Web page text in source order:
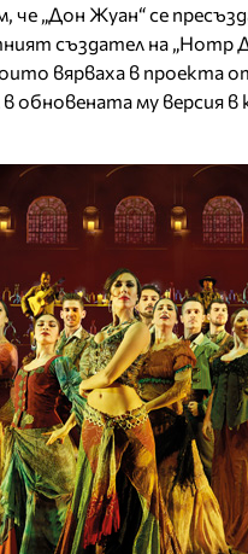
„Дон Жуан“ се
създател на „Нотр
вярваха в проекта
обновената му версия в